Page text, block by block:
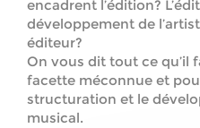
encadrent l’édition?
développement de
éditeur?
On vous dit tout ce qu’il
facette méconnue et
structuration et le
musical.